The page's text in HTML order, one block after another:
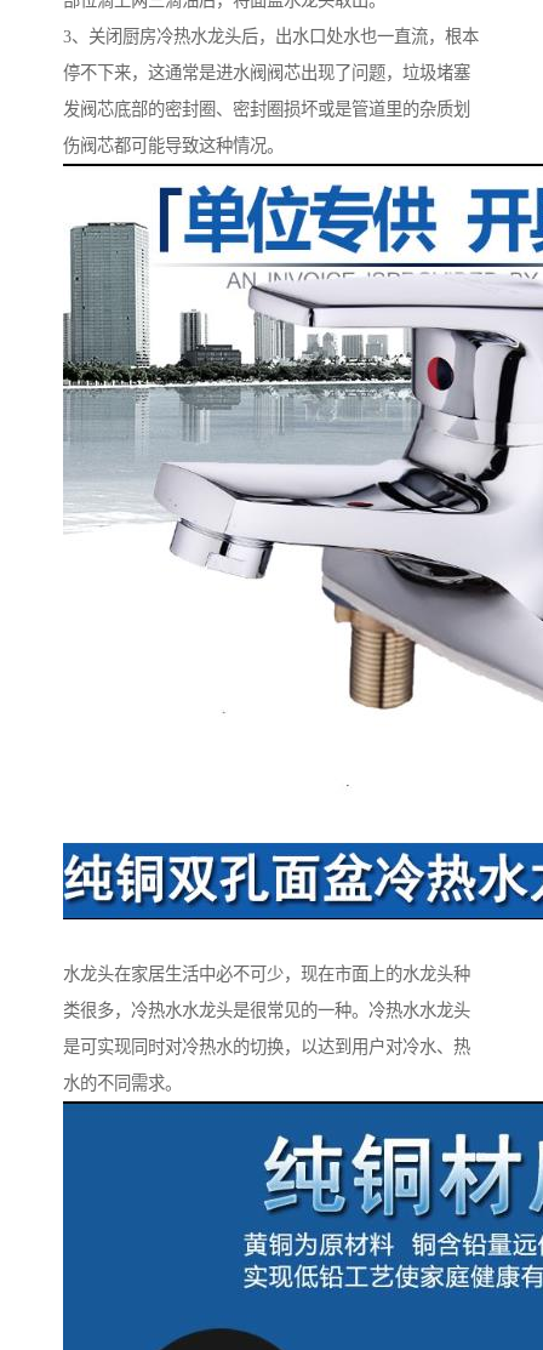
3、关闭厨房冷热水龙头后，出水口处水也一直流，根本
停不下来，这通常是进水阀阀芯出现了问题，垃圾堵塞
发阀芯底部的密封圈、密封圈损坏或是管道里的杂质划
伤阀芯都可能导致这种情况。
水龙头在家居生活中必不可少，现在市面上的水龙头种
类很多，冷热水水龙头是很常见的一种。冷热水水龙头
是可实现同时对冷热水的切换，以达到用户对冷水、热
水的不同需求。